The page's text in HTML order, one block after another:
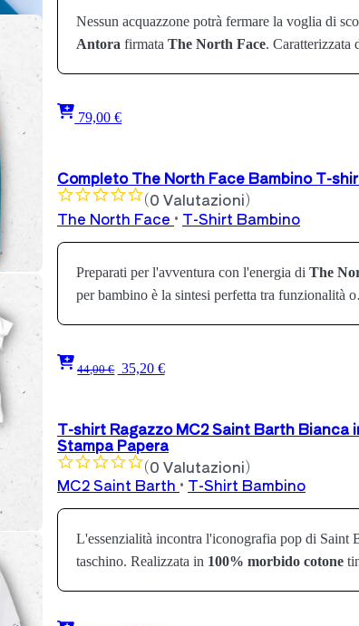
Nessun acquazzone potrà fermare la voglia di
Antora firmata The North Face. Caratterizzata
79,00 €
Completo The North Face Bambino T-
(0 Valutazioni)
The North Face • T-Shirt Bambino
Preparati per l'avventura con l'energia di The
per bambino è la sintesi perfetta tra funzionalità
44,00 € 35,20 €
T-shirt Ragazzo MC2 Saint Barth Bianca
Stampa Papera
(0 Valutazioni)
MC2 Saint Barth • T-Shirt Bambino
L'essenzialità incontra l'iconografia pop di Saint
taschino. Realizzata in 100% morbido cotone